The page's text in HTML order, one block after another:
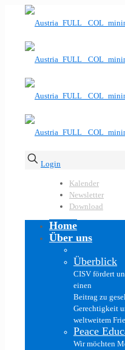
Login
Kalender
Newsletter
Download
Home
Über uns
Überblick
CISV fördert
einen
Beitrag zu
Gerechtigkeit
weltweitem
Peace
Wir möchten